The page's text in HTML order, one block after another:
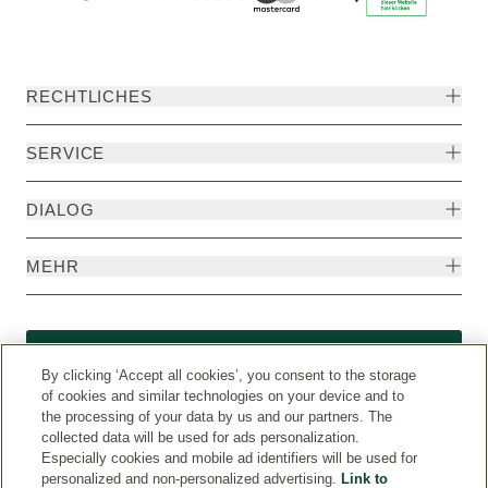
RECHTLICHES
SERVICE
DIALOG
MEHR
By clicking ‘Accept all cookies’, you consent to the storage
of cookies and similar technologies on your device and to
the processing of your data by us and our partners. The
collected data will be used for ads personalization.
Especially cookies and mobile ad identifiers will be used for
personalized and non-personalized advertising. Link to